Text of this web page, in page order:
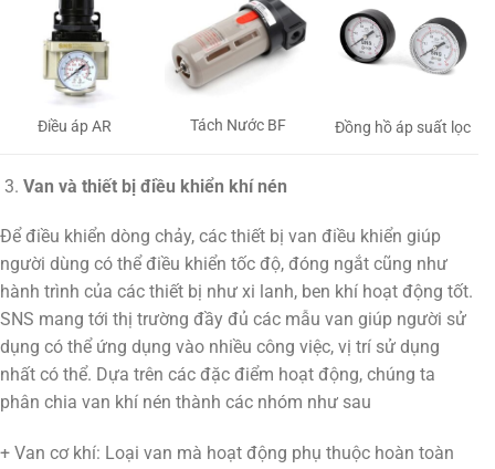
Điều áp AR Tách Nước BF Đồng hồ áp suất lọc
Van và thiết bị điều khiển khí nén
Để điều khiển dòng chảy, các thiết bị van điều khiển giúp
người dùng có thể điều khiển tốc độ, đóng ngắt cũng như
hành trình của các thiết bị như xi lanh, ben khí hoạt động tốt.
SNS mang tới thị trường đầy đủ các mẫu van giúp người sử
dụng có thể ứng dụng vào nhiều công việc, vị trí sử dụng
nhất có thể. Dựa trên các đặc điểm hoạt động, chúng ta
phân chia van khí nén thành các nhóm như sau
+ Van cơ khí: Loại van mà hoạt động phụ thuộc hoàn toàn